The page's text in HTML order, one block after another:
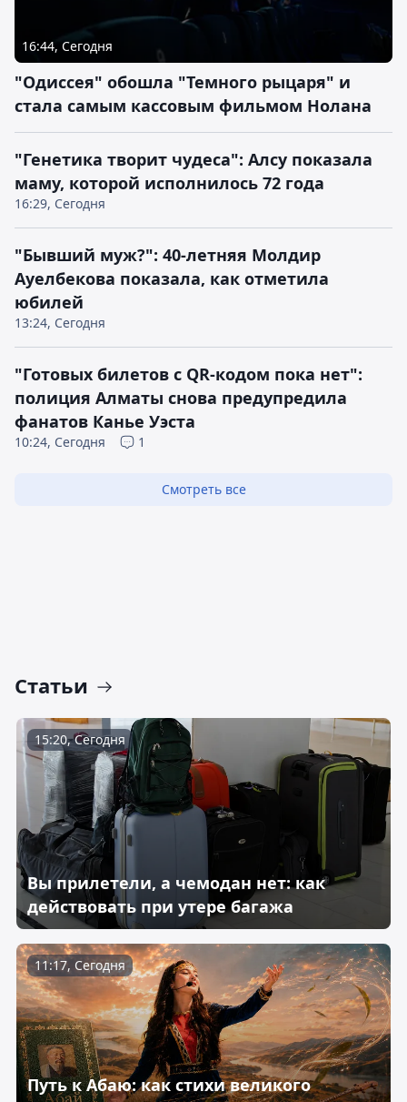
16:44, Сегодня
"Одиссея" обошла "Темного рыцаря" и
стала самым кассовым фильмом Нолана
"Генетика творит чудеса": Алсу показала
маму, которой исполнилось 72 года
16:29, Сегодня
"Бывший муж?": 40-летняя Молдир
Ауелбекова показала, как отметила
юбилей
13:24, Сегодня
"Готовых билетов с QR-кодом пока нет":
полиция Алматы снова предупредила
фанатов Канье Уэста
10:24, Сегодня 1
Смотреть все
Статьи
Вы прилетели, а чемодан нет: как
действовать при утере багажа
15:20, Сегодня
Путь к Абаю: как стихи великого
11:17, Сегодня